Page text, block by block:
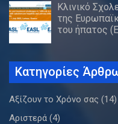
Κλινικό
της
του ήπατος
Κατηγορίες
Αξίζουν το Χρόνο σας (14)
Αριστερά (4)